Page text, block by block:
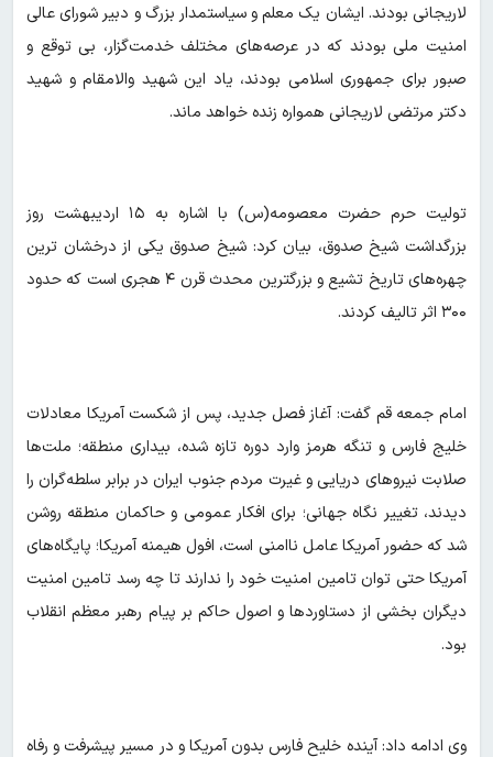
لاریجانی بودند. ایشان یک معلم و سیاستمدار بزرگ و دبیر شورای عالی
امنیت ملی بودند که در عرصه‌های مختلف خدمت‌گزار، بی توقع و
صبور برای جمهوری اسلامی بودند، یاد این شهید والامقام و شهید
دکتر مرتضی لاریجانی همواره زنده خواهد ماند.
تولیت حرم حضرت معصومه(س) با اشاره به ۱۵ اردیبهشت روز
بزرگداشت شیخ صدوق، بیان کرد: شیخ صدوق یکی از درخشان ترین
چهره‌های تاریخ تشیع و بزرگترین محدث قرن ۴ هجری است که حدود
۳۰۰ اثر تالیف کردند.
امام جمعه قم گفت: آغاز فصل جدید، پس از شکست آمریکا معادلات
خلیج فارس و تنگه هرمز وارد دوره تازه شده، بیداری منطقه؛ ملت‌ها
صلابت نیروهای دریایی و غیرت مردم جنوب ایران در برابر سلطه‌گران را
دیدند، تغییر نگاه جهانی؛ برای افکار عمومی و حاکمان منطقه روشن
شد که حضور آمریکا عامل ناامنی است، افول هیمنه آمریکا؛ پایگاه‌های
آمریکا حتی توان تامین امنیت خود را ندارند تا چه رسد تامین امنیت
دیگران بخشی از دستاوردها و اصول حاکم بر پیام رهبر معظم انقلاب
بود.
وی ادامه داد: آینده خلیح فارس بدون آمریکا و در مسیر پیشرفت و رفاه